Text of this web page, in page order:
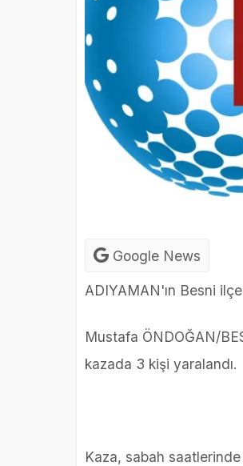
Google News
ADIYAMAN'ın Besni
Mustafa ÖNDOĞAN/
kazada 3 kişi yaralandı.
Kaza, sabah